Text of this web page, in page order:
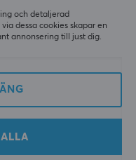
för 2 mån. sen
grå än va som
svart text på
och detaljerad
dessa cookies skapar en
annonsering till just dig.